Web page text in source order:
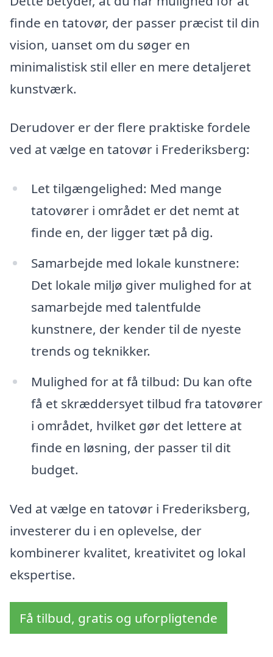
finde en tatovør, der passer præcist til din
vision, uanset om du søger en
minimalistisk stil eller en mere detaljeret
kunstværk.
Derudover er der flere praktiske fordele
ved at vælge en tatovør i Frederiksberg:
Let tilgængelighed: Med mange
tatovører i området er det nemt at
finde en, der ligger tæt på dig.
Samarbejde med lokale kunstnere:
Det lokale miljø giver mulighed for at
samarbejde med talentfulde
kunstnere, der kender til de nyeste
trends og teknikker.
Mulighed for at få tilbud: Du kan ofte
få et skræddersyet tilbud fra tatovører
i området, hvilket gør det lettere at
finde en løsning, der passer til dit
budget.
Ved at vælge en tatovør i Frederiksberg,
investerer du i en oplevelse, der
kombinerer kvalitet, kreativitet og lokal
ekspertise.
Få tilbud, gratis og uforpligtende